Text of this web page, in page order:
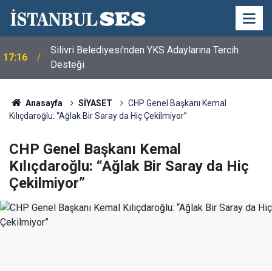
17:16
Silivri Belediyesi'nden YKS Adaylarına Tercih
Desteği
Anasayfa SİYASET
CHP Genel Başkanı Kemal
Kılıçdaroğlu: “Ağlak Bir Saray da Hiç Çekilmiyor”
CHP Genel Başkanı Kemal
Kılıçdaroğlu: “Ağlak Bir Saray da Hiç
Çekilmiyor”